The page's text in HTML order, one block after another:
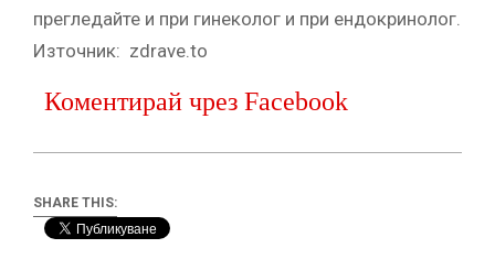
прегледайте и при гинеколог и при ендокринолог.
Източник: zdrave.to
Коментирай чрез Facebook
SHARE THIS: